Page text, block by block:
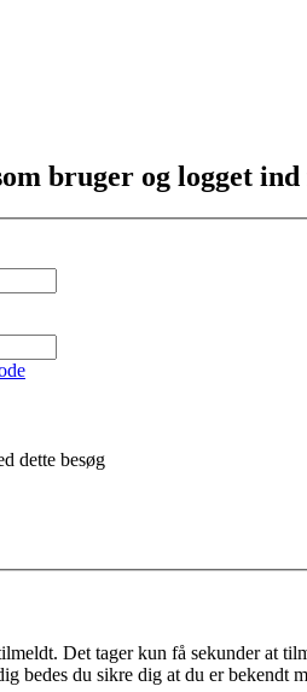
bruger og logget
dette besøg
Det tager kun få sekunder at
bedes du sikre dig at du er